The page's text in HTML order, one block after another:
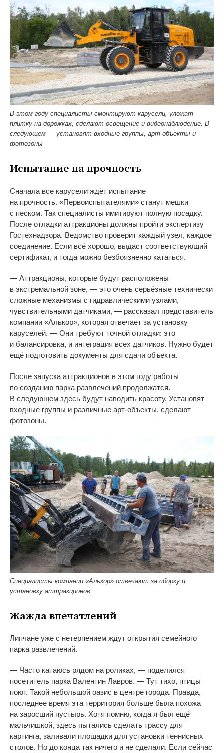
В этом году специалисты смонтируют карусели, уложат
плитку на дорожках, сделают освещение и видеонаблюдение. В
следующем — установят входные группы, арт-объекты и
фотозоны
Испытание напрочность
Сначала все карусели ждёт испытание
на прочность. «Первоиспытателями» станут мешки
с песком. Так специалисты имитируют полную посадку.
После отладки аттракционы должны пройти экспертизу
Гостехнадзора. Ведомство проверит каждый узел, каждое
соединение. Если всё хорошо, выдаст соответствующий
сертификат, и тогда можно безбоязненно кататься.
— Аттракционы, которые будут расположены
в экстремальной зоне, — это очень серьёзные технически
сложные механизмы с гидравлическими узлами,
чувствительными датчиками, — рассказал представитель
компании «Алькор», которая отвечает за установку
каруселей. — Они требуют точной отладки: это
и балансировка, и интеграция всех датчиков. Нужно будет
ещё подготовить документы для сдачи объекта.
После запуска аттракционов в этом году работы
по созданию парка развлечений продолжатся.
В следующем здесь будут наводить красоту. Установят
входные группы и различные арт-объекты, сделают
фотозоны.
Специалисты компании «Алькор» отвечают за сборку и
установку аттракционов
Жажда впечатлений
Липчане уже с нетерпением ждут открытия семейного
парка развлечений.
— Часто катаюсь рядом на роликах, — поделился
посетитель парка Валентин Лавров. — Тут тихо, птицы
поют. Такой небольшой оазис в центре города. Правда,
последнее время эта территория больше была похожа
на заросший пустырь. Хотя помню, когда я был ещё
мальчишкой, здесь пытались сделать трассу для
картинга, заливали площадки для установки теннисных
столов. Но до конца так ничего и не сделали. Если сейчас